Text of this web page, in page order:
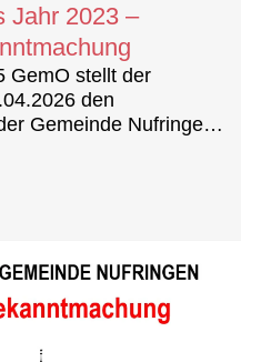
Jahr 2023 –
GemO stellt der
den
Gemeinde Nufringen